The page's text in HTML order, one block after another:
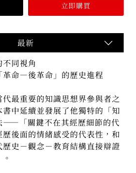
最新
同視角
革命—後革命」的歷史進程
最重要的知識思想界參與者之
中延續並發展了他獨特的「知
——「關鍵不在其經歷細節的代
後面的情緒感受的代表性，和
史－觀念－教育結構直接辯證